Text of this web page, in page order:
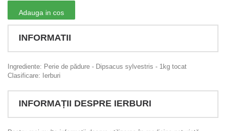
Adauga in cos
INFORMATII
Ingrediente: Perie de pădure - Dipsacus sylvestris - 1kg tocat
Clasificare: Ierburi
INFORMAȚII DESPRE IERBURI